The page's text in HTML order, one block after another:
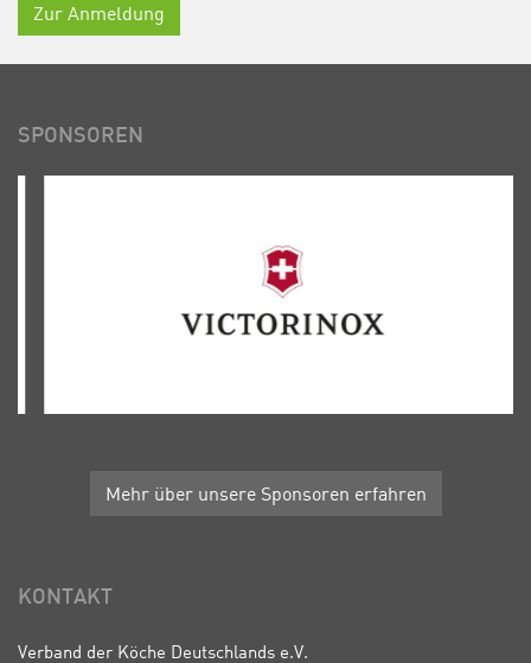
Zur Anmeldung
SPONSOREN
Mehr über unsere Sponsoren erfahren
KONTAKT
Verband der Köche Deutschlands e.V.